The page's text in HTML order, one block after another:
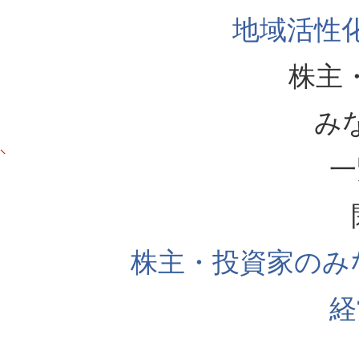
地域活性
株主
み
株主・投資家の